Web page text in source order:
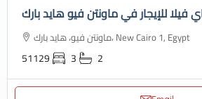
فيلا للإيجار في ماونتن فيو هايد بارك
ماونتن فيو، هايد بارك، New Cairo 1, Egypt
51129 3 2